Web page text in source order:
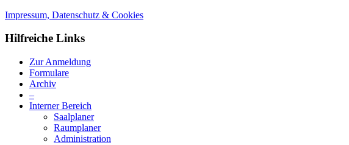
Impressum, Datenschutz & Cookies
Hilfreiche Links
Zur Anmeldung
Formulare
Archiv
–
Interner Bereich
Saalplaner
Raumplaner
Administration